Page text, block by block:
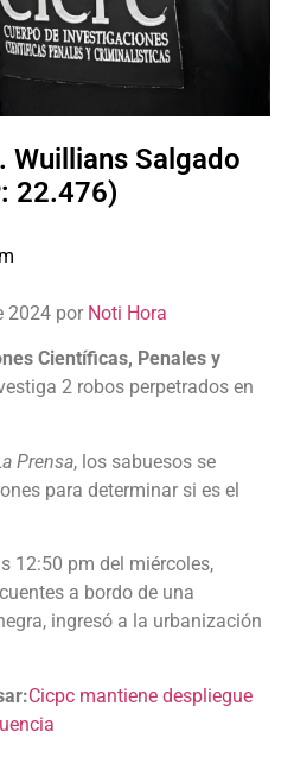
Wuillians Salgado
22.476)
2024 por Noti Hora
Científicas, Penales y
2 robos perpetrados en
Prensa, los sabuesos se
para determinar si es el
12:50 pm del miércoles,
a bordo de una
ingresó a la urbanización
Cicpc mantiene despliegue